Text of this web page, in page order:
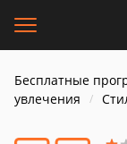
Бесплатные
увлечения